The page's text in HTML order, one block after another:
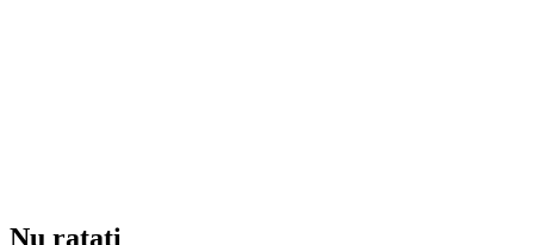
Nu ratați